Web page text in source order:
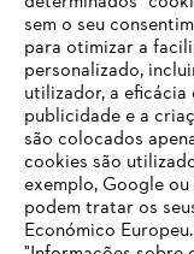
Empresa
sem o seu
para otimizar a
personalizado,
utilizador, a
publicidade e a
são colocados
cookies são
exemplo, Google
podem tratar os
Económico